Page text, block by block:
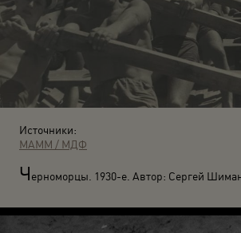
Источники:
МАММ / МДФ
Черноморцы. 1930-е. Автор: Сергей